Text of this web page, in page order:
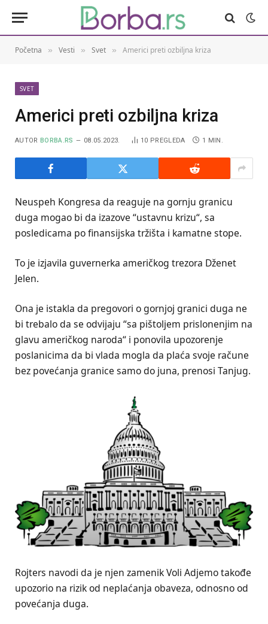
Početna » Vesti » Svet » Americi preti ozbiljna kriza
SVET
Americi preti ozbiljna kriza
AUTOR BORBA.RS 08.05.2023. 10 PREGLEDA 1 MIN.
Neuspeh Kongresa da reaguje na gornju granicu
duga mogao bi da izazove “ustavnu krizu“, sa
posledicama po finansijska tržišta i kamatne stope.
To je izjavila guvernerka američkog trezora Dženet
Jelen.
Ona je istakla da pregovori o gornjoj granici duga ne
bi trebalo da se odvijaju “sa pištoljem prislonenjim na
glavu američkog naroda“ i ponovila upozorenje
poslanicima da bi vlada mogla da plaća svoje račune
bez povećanja granice samo do juna, prenosi Tanjug.
Rojters navodi da je njen zamenik Voli Adjemo takođe
upozorio na rizik od neplaćanja obaveza, odnosno od
povećanja duga.